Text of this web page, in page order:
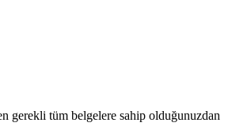
gerekli tüm belgelere sahip olduğunuzdan